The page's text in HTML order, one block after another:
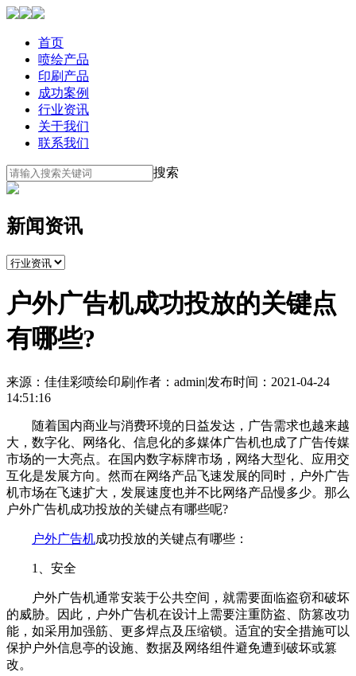
首页
喷绘产品
印刷产品
成功案例
行业资讯
关于我们
联系我们
搜索
新闻资讯
户外广告机成功投放的关键点
有哪些?
来源：佳佳彩喷绘印刷 |作者：admin|发布时间：2021-04-24
14:51:16
随着国内商业与消费环境的日益发达，广告需求也越来越
大，数字化、网络化、信息化的多媒体广告机也成了广告传媒
市场的一大亮点。在国内数字标牌市场，网络大型化、应用交
互化是发展方向。然而在网络产品飞速发展的同时，户外广告
机市场在飞速扩大，发展速度也并不比网络产品慢多少。那么
户外广告机成功投放的关键点有哪些呢?
户外广告机成功投放的关键点有哪些：
1、安全
户外广告机通常安装于公共空间，就需要面临盗窃和破坏
的威胁。因此，户外广告机在设计上需要注重防盗、防篡改功
能，如采用加强筋、更多焊点及压缩锁。适宜的安全措施可以
保护户外信息亭的设施、数据及网络组件避免遭到破坏或篡
改。